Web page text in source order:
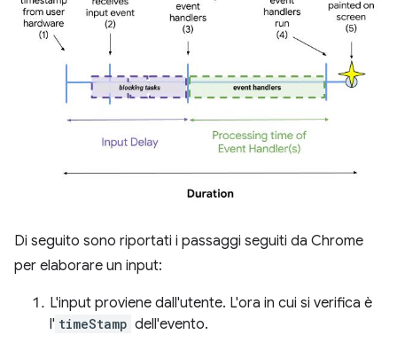
Di seguito sono riportati i passaggi seguiti da Chrome
per elaborare un input:
L'input proviene dall'utente. L'ora in cui si verifica è
l' timeStamp dell'evento.